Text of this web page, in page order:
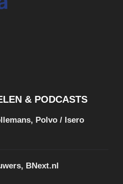
& PODCASTS
Polvo / Isero
BNext.nl